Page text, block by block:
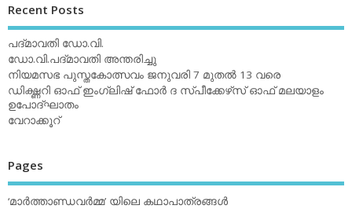
Recent Posts
പദ്മാവതി ഡോ.വി.
ഡോ.വി.പദ്മാവതി അന്തരിച്ചു
നിയമസഭ പുസ്തകോത്സവം ജനുവരി 7 മുതല്‍ 13 വരെ
ഡിക്ഷ്ണറി ഓഫ് ഇംഗ്ലിഷ് ഫോര്‍ ദ സ്പീക്കേഴ്‌സ് ഓഫ് മലയാളം
ഉപോദ്ഘാതം
വേറാക്കൂറ്
Pages
‘മാര്‍ത്താണ്ഡവര്‍മ്മ’ യിലെ കഥാപാത്രങ്ങള്‍